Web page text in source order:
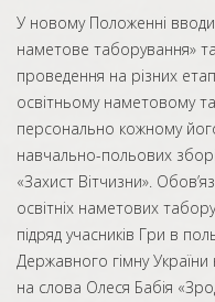
У новому Положенні
наметове таборування»
проведення на різних
освітньому наметовому
персонально кожному
навчально-польових
«Захист Вітчизни».
освітніх наметових
підряд учасників Гри в
Державного гімну
на слова Олеся Бабія